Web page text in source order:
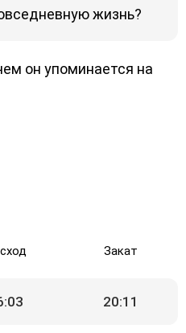
жизнь?
он упоминается на
Закат
20:11